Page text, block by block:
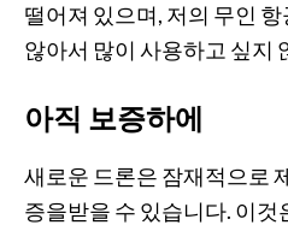
떨어져 있으며, 저의 무인
않아서 많이 사용하고 싶지
아직 보증하에
새로운 드론은 잠재적으로
증을받을 수 있습니다. 이